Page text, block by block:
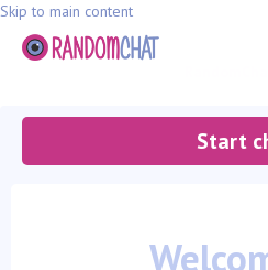
Skip to main content
Start